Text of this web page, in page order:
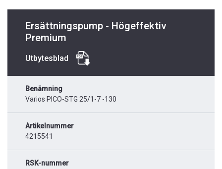
Ersättningspump - Högeffektiv
Premium
Utbytesblad
Benämning
Varios PICO-STG 25/1-7 -130
Artikelnummer
4215541
RSK-nummer